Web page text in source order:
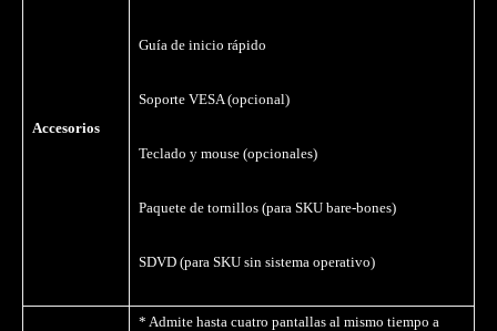
Accesorios
Guía de inicio rápido
Soporte VESA (opcional)
Teclado y mouse (opcionales)
Paquete de tornillos (para SKU bare-bones)
SDVD (para SKU sin sistema operativo)
* Admite hasta cuatro pantallas al mismo tiempo a